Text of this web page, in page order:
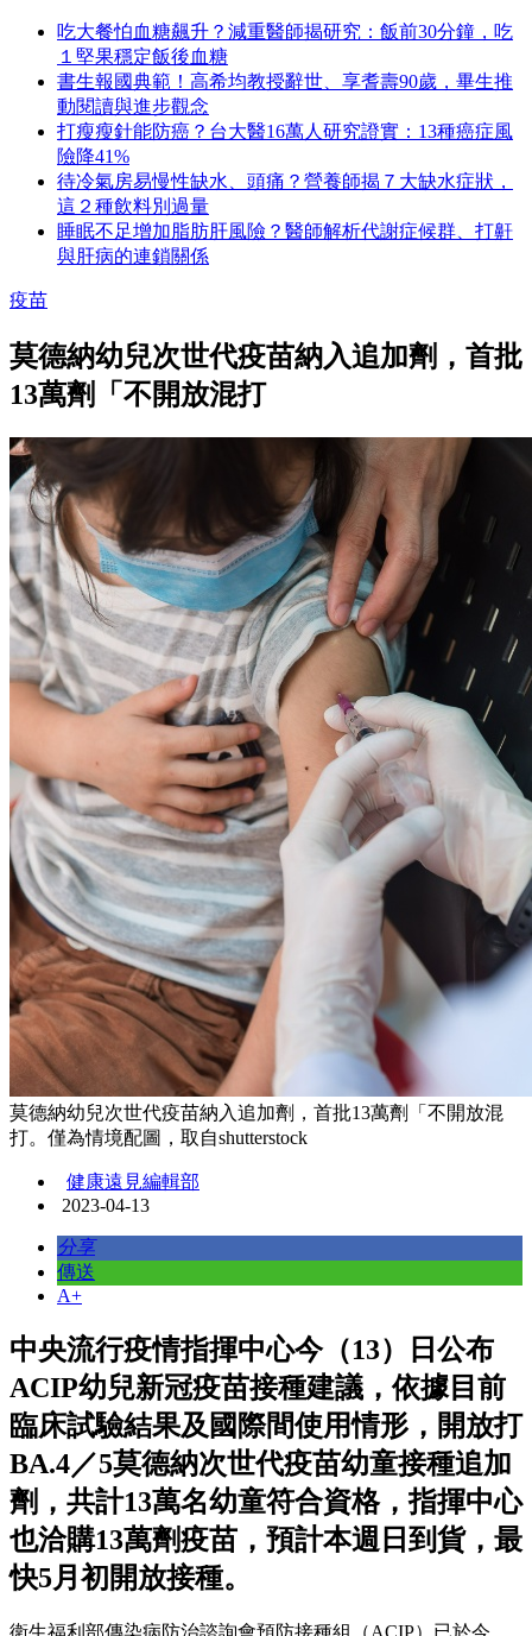
吃大餐怕血糖飆升？減重醫師揭研究：飯前30分鐘，吃
１堅果穩定飯後血糖
書生報國典範！高希均教授辭世、享耆壽90歲，畢生推
動閱讀與進步觀念
打瘦瘦針能防癌？台大醫16萬人研究證實：13種癌症風
險降41%
待冷氣房易慢性缺水、頭痛？營養師揭７大缺水症狀，
這２種飲料別過量
睡眠不足增加脂肪肝風險？醫師解析代謝症候群、打鼾
與肝病的連鎖關係
疫苗
莫德納幼兒次世代疫苗納入追加劑，首批
13萬劑「不開放混打
莫德納幼兒次世代疫苗納入追加劑，首批13萬劑「不開放混
打。僅為情境配圖，取自shutterstock
健康遠見編輯部
2023-04-13
分享
傳送
A+
中央流行疫情指揮中心今（13）日公布
ACIP幼兒新冠疫苗接種建議，依據目前
臨床試驗結果及國際間使用情形，開放打
BA.4／5莫德納次世代疫苗幼童接種追加
劑，共計13萬名幼童符合資格，指揮中心
也洽購13萬劑疫苗，預計本週日到貨，最
快5月初開放接種。
衛生福利部傳染病防治諮詢會預防接種組（ACIP）已於今